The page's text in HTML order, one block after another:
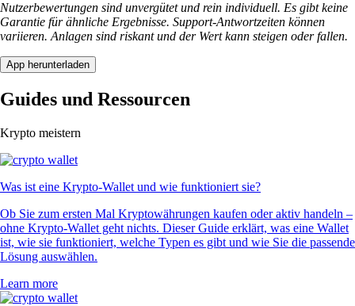
Nutzerbewertungen sind unvergütet und rein individuell. Es gibt keine
Garantie für ähnliche Ergebnisse. Support-Antwortzeiten können
variieren. Anlagen sind riskant und der Wert kann steigen oder fallen.
App herunterladen
Guides und Ressourcen
Krypto meistern
Was ist eine Krypto-Wallet und wie funktioniert sie?
Ob Sie zum ersten Mal Kryptowährungen kaufen oder aktiv handeln –
ohne Krypto-Wallet geht nichts. Dieser Guide erklärt, was eine Wallet
ist, wie sie funktioniert, welche Typen es gibt und wie Sie die passende
Lösung auswählen.
Learn more